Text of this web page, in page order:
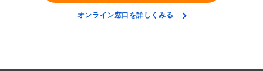
オンライン窓口を詳しくみる